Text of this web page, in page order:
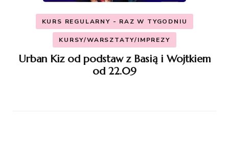
KURS REGULARNY - RAZ W TYGODNIU
KURSY/WARSZTATY/IMPREZY
Urban Kiz od podstaw z Basią i Wojtkiem
od 22.09